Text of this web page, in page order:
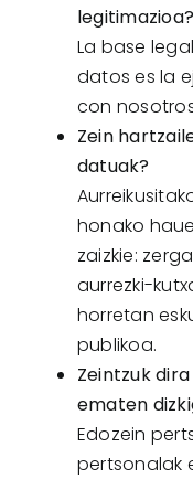
legitimazioa?
La base
datos es la
con
Zein
datuak?
honako
zaizkie:
aurrezki-
horretan
publikoa.
Zeintzuk
ematen
Edozein
pertsonalak